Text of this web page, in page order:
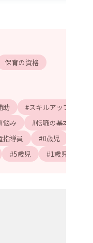
保育の資格
助 #スキルアップ
悩み #転職の基本
指導員 #0歳児
#5歳児 #1歳児